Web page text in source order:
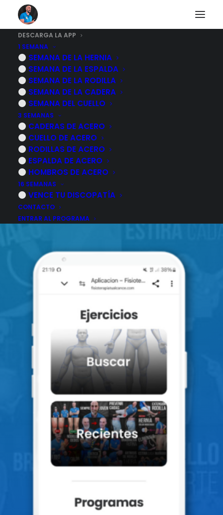
DESCARGA LA APP
1 SEMANA
SEMANA DE LA HERNIA
SEMANA DE LA ESPALDA
SEMANA DE LA RODILLA
SEMANA DE LA CADERA
SEMANA DEL CUELLO
3 SEMANAS
CADERAS DE ACERO
CUELLO DE ACERO
RODILLAS DE ACERO
ESPALDA DE ACERO
HOMBROS DE ACERO
16 SEMANAS
VENCE TU DISCOPATÍA
CONTACTO
ENTRAR AL PROGRAMA
Mejora tu calidad de
vida
Más de mil vídeos para mejorar tu
dolor a través del ejercicio, se el
protagonista de tu recuperación
ANDROID